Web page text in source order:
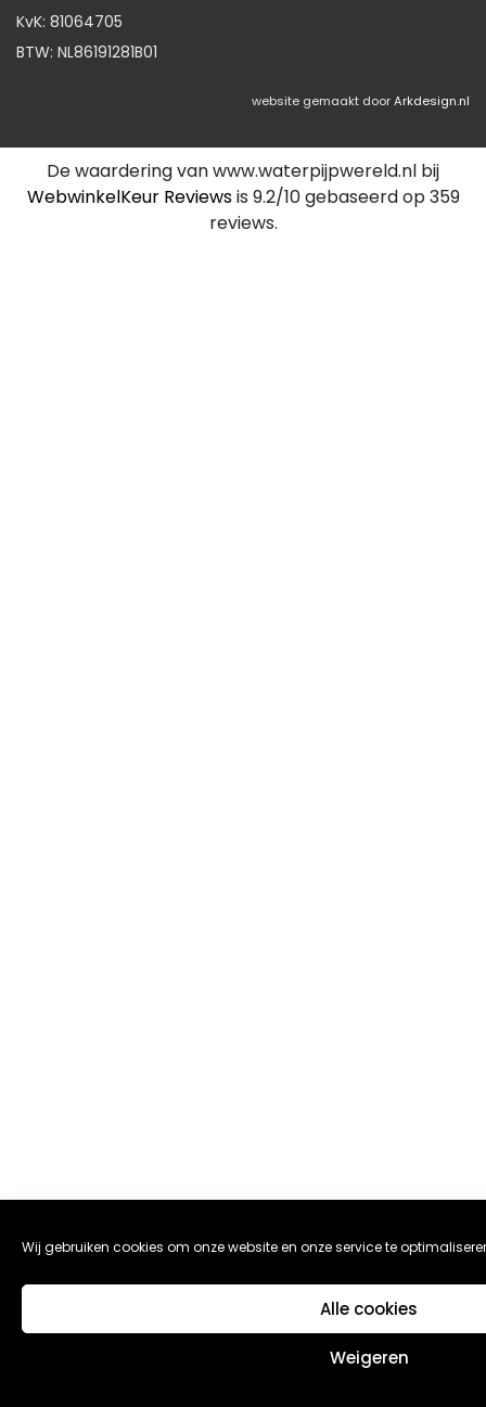
Wij gebruiken cookies om onze website en onze service te
Alle cookies
Weigeren
KvK: 81064705
BTW: NL86191281B01
website gemaakt doorArkdesign.nl
De waardering van www.waterpijpwereld.nl bij
WebwinkelKeur Reviewsis 9.2/10 gebaseerd op 359
reviews.